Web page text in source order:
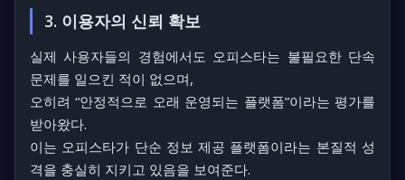
3. 이용자의 신뢰 확보
실제 사용자들의 경험에서도 오피스타는 불필요한 단속
문제를 일으킨 적이 없으며,
오히려 “안정적으로 오래 운영되는 플랫폼”이라는 평가를
받아왔다.
이는 오피스타가 단순 정보 제공 플랫폼이라는 본질적 성
격을 충실히 지키고 있음을 보여준다.